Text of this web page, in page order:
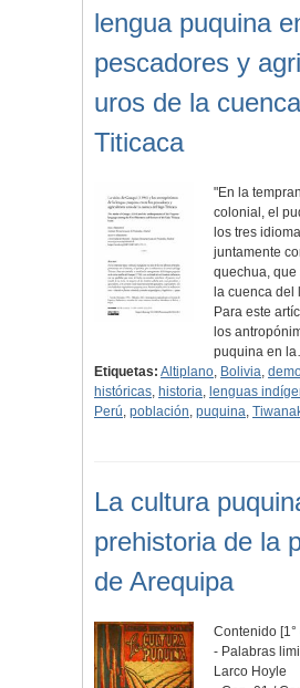
lengua puquina
pescadores y
uros de la
Titicaca
"En la
colonial, el
los tres
juntamente
quechua, que
la cuenca del
Para este
los
puquina en
Etiquetas: Altiplano, Bolivia,
históricas, historia, lenguas
Perú, población, puquina,
La cultura
prehistoria de la
de Arequipa
Contenido [1°
- Palabras
Larco Hoyle